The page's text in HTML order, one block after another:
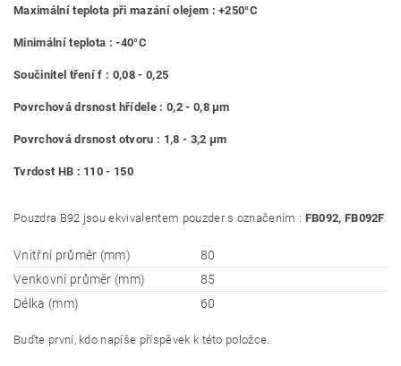
Maximální teplota při mazání olejem : +250°C
Minimální teplota : -40°C
Součinitel tření f : 0,08 - 0,25
Povrchová drsnost hřídele : 0,2 - 0,8 μm
Povrchová drsnost otvoru : 1,8 - 3,2 μm
Tvrdost HB : 110 - 150
Pouzdra B92 jsou ekvivalentem pouzder s označením : FB092, FB092F
Vnitřní průměr (mm)
80
Venkovní průměr (mm)
85
Délka (mm)
60
Buďte první, kdo napíše příspěvek k této položce.